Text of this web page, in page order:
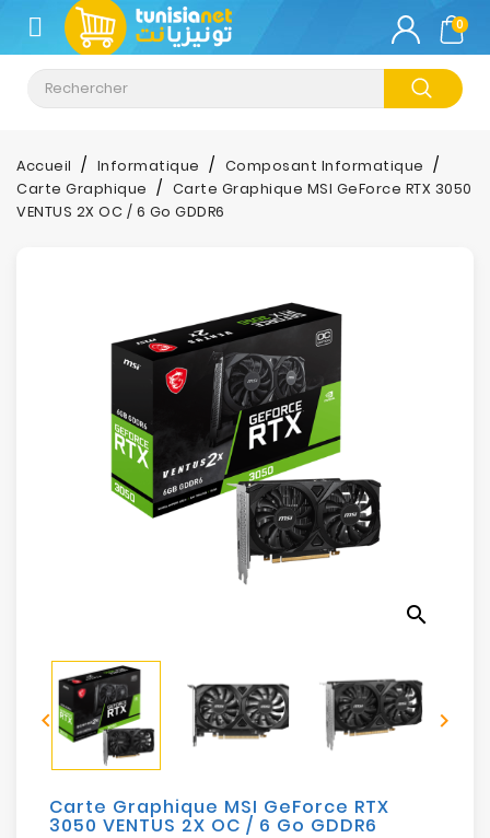
CATÉGORIE
Climatisation
Informatique
Téléphonie
Electroménager
Sécurité
Mobilités
Loisirs
0
Accueil Informatique
Composant Informatique
Carte Graphique
Carte Graphique MSI GeForce RTX 3050
VENTUS 2X OC / 6 Go GDDR6
search
 
Carte Graphique MSI GeForce RTX
3050 VENTUS 2X OC / 6 Go GDDR6